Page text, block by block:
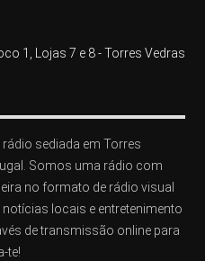
1, Lojas 7 e 8 - Torres Vedras
sediada em Torres
Somos uma rádio com
no formato de rádio visual
locais e entretenimento
de transmissão online para
te!